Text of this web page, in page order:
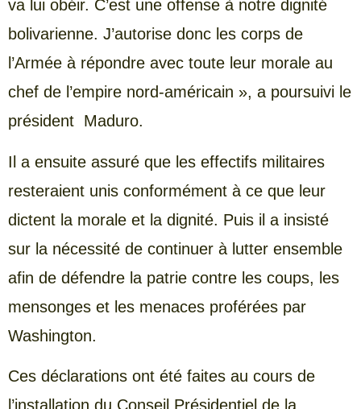
va lui obéir. C’est une offense à notre dignité
bolivarienne. J’autorise donc les corps de
l’Armée à répondre avec toute leur morale au
chef de l’empire nord-américain », a poursuivi le
président Maduro.
Il a ensuite assuré que les effectifs militaires
resteraient unis conformément à ce que leur
dictent la morale et la dignité. Puis il a insisté
sur la nécessité de continuer à lutter ensemble
afin de défendre la patrie contre les coups, les
mensonges et les menaces proférées par
Washington.
Ces déclarations ont été faites au cours de
l’installation du Conseil Présidentiel de la